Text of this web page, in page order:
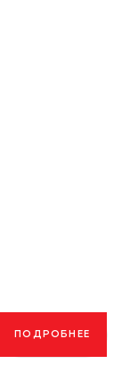
ПОДРОБНЕЕ